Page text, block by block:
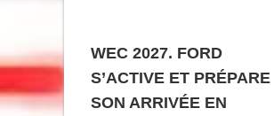
WEC 2027. FORD
S’ACTIVE ET PRÉPARE
SON ARRIVÉE EN